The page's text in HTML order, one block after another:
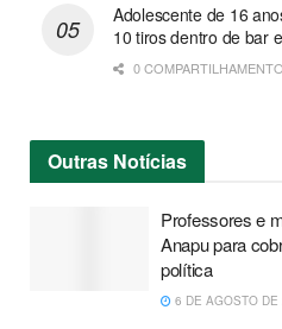
Adolescente de 16
10 tiros dentro de bar
0
Outras Notícias
Professores e
Anapu para
política
6 DE AGOSTO DE